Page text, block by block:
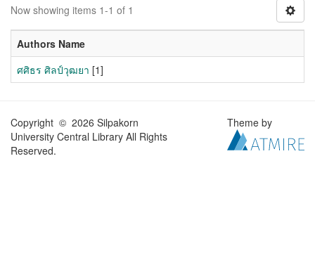
Now showing items 1-1 of 1
Authors Name
ศศิธร ศิลป์วุฒยา [1]
Copyright © 2026 Silpakorn
University Central Library All Rights
Reserved.
Theme by